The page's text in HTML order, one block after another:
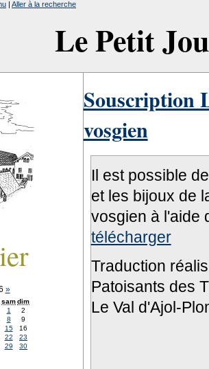
Le Petit
| Aller à la recherche
Souscription
vosgien
Il est possible
et les bijoux de
vosgien à l'aide
télécharger
Traduction
Patoisants des
Le Val d'Ajol-
»
samdim
1
2
8
9
15
16
22
23
29
30